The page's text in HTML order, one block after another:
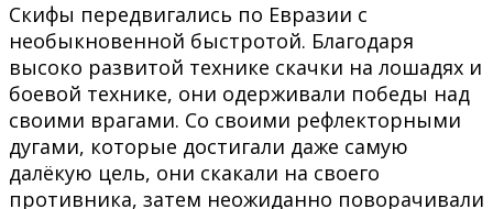
Скифы передвигались по Евразии с
необыкновенной быстротой. Благодаря
высоко развитой технике скачки на лошадях и
боевой технике, они одерживали победы над
своими врагами. Со своими рефлекторными
дугами, которые достигали даже самую
далёкую цель, они скакали на своего
противника, затем неожиданно поворачивали